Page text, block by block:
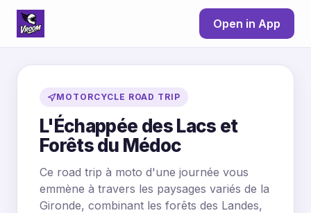
Open in App
MOTORCYCLE ROAD TRIP
L'Échappée des Lacs et
Forêts du Médoc
Ce road trip à moto d'une journée vous
emmène à travers les paysages variés de la
Gironde, combinant les forêts des Landes,